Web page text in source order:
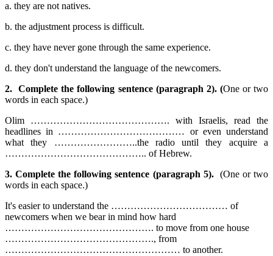
a. they are not natives.
b. the adjustment process is difficult.
c. they have never gone through the same experience.
d. they don't understand the language of the newcomers.
2.
Complete the following sentence (paragraph 2). (One or two
words in each space.)
Olim ……………………………………. with Israelis, read the
headlines in ………………………………… or even understand
what they ……………………..the radio until they acquire a
…………………………………….. of Hebrew.
3. Complete the following sentence (paragraph 5). (One or two
words in each space.)
It's easier to understand the ……………………………… of
newcomers when we bear in mind how hard
………………………………………. to move from one house
………………………………………., from
……………………………………………… to another.